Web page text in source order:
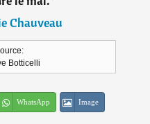
Chauveau
Botticelli
WhatsApp Image